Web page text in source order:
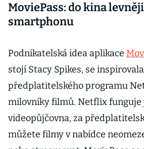
MoviePass: do kina
smartphonu
Podnikatelská idea aplikace
stojí Stacy Spikes, se
předplatitelského programu
milovníky filmů. Netflix funguje
videopůjčovna, za
můžete filmy v nabídce